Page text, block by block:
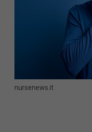
nursenews.it